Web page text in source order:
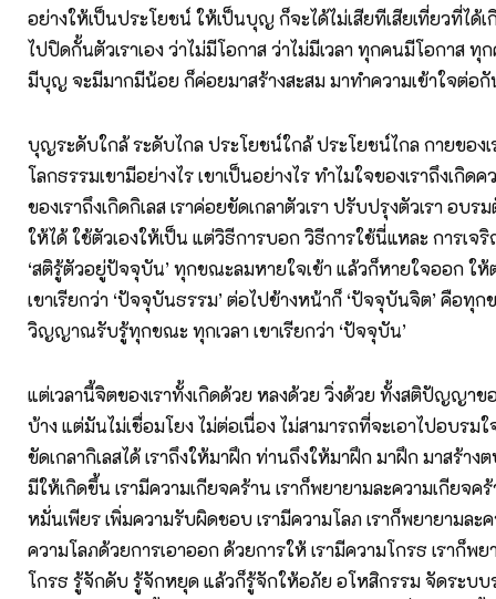
อย่างให้เป็นประโยชน์ ให้เป็นบุญ ก็จะได้ไม่เสียทีเสียเที่ยวที่ได้
ไปปิดกั้นตัวเราเอง ว่าไม่มีโอกาส ว่าไม่มีเวลา ทุกคนมีโอกาส ทุ
มีบุญ จะมีมากมีน้อย ก็ค่อยมาสร้างสะสม มาทำความเข้าใจต่อกั
บุญระดับใกล้ ระดับไกล ประโยชน์ใกล้ ประโยชน์ไกล กายของ
โลกธรรมเขามีอย่างไร เขาเป็นอย่างไร ทำไมใจของเราถึงเกิด
ของเราถึงเกิดกิเลส เราค่อยขัดเกลาตัวเรา ปรับปรุงตัวเรา อบร
ให้ได้ ใช้ตัวเองให้เป็น แต่วิธีการบอก วิธีการใช้นี่แหละ การเจ
‘สติรู้ตัวอยู่ปัจจุบัน’ ทุกขณะลมหายใจเข้า แล้วก็หายใจออก ให้
เขาเรียกว่า ‘ปัจจุบันธรรม’ ต่อไปข้างหน้าก็ ‘ปัจจุบันจิต’ คือทุ
วิญญาณรับรู้ทุกขณะ ทุกเวลา เขาเรียกว่า ‘ปัจจุบัน’
แต่เวลานี้จิตของเราทั้งเกิดด้วย หลงด้วย วิ่งด้วย ทั้งสติปัญญาขอ
บ้าง แต่มันไม่เชื่อมโยง ไม่ต่อเนื่อง ไม่สามารถที่จะเอาไปอบรม
ขัดเกลากิเลสได้ เราถึงให้มาฝึก ท่านถึงให้มาฝึก มาฝึก มาสร้าง
มีให้เกิดขึ้น เรามีความเกียจคร้าน เราก็พยายามละความเกียจค
หมั่นเพียร เพิ่มความรับผิดชอบ เรามีความโลภ เราก็พยายามละ
ความโลภด้วยการเอาออก ด้วยการให้ เรามีความโกรธ เราก็พย
โกรธ รู้จักดับ รู้จักหยุด แล้วก็รู้จักให้อภัย อโหสิกรรม จัดระบบ